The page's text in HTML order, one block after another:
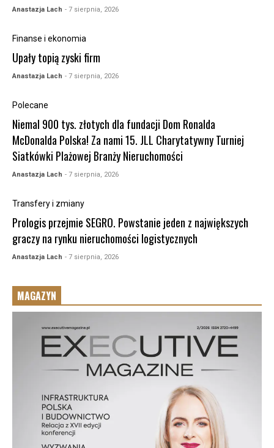
Anastazja Lach - 7 sierpnia, 2026
Finanse i ekonomia
Upały topią zyski firm
Anastazja Lach - 7 sierpnia, 2026
Polecane
Niemal 900 tys. złotych dla fundacji Dom Ronalda
McDonalda Polska! Za nami 15. JLL Charytatywny Turniej
Siatkówki Plażowej Branży Nieruchomości
Anastazja Lach - 7 sierpnia, 2026
Transfery i zmiany
Prologis przejmie SEGRO. Powstanie jeden z największych
graczy na rynku nieruchomości logistycznych
Anastazja Lach - 7 sierpnia, 2026
MAGAZYN